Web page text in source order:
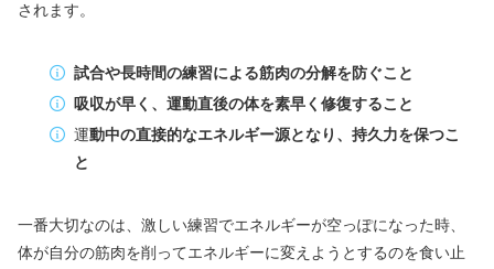
されます。
試合や長時間の練習による筋肉の分解を防ぐこと
吸収が早く、運動直後の体を素早く修復すること
運動中の直接的なエネルギー源となり、持久力を保つこ
と
一番大切なのは、激しい練習でエネルギーが空っぽになった時、
体が自分の筋肉を削ってエネルギーに変えようとするのを食い止